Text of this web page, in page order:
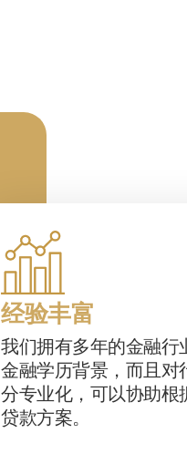
经验丰富
我们拥有多年的金融行
金融学历背景，而且
分专业化，可以协助根
贷款方案。